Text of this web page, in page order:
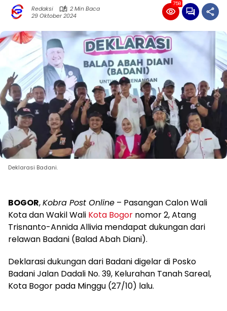
Redaksi
2 Min Baca
29 Oktober 2024
758
Deklarasi Badani.
BOGOR,Kobra Post Online – Pasangan Calon Wali
Kota dan Wakil Wali Kota Bogor nomor 2, Atang
Trisnanto-Annida Allivia mendapat dukungan dari
relawan Badani (Balad Abah Diani).
Deklarasi dukungan dari Badani digelar di Posko
Badani Jalan Dadali No. 39, Kelurahan Tanah Sareal,
Kota Bogor pada Minggu (27/10) lalu.